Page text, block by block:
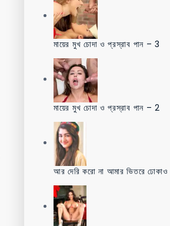
মায়ের মুখ চোদা ও প্রস্রাব পান – 3
মায়ের মুখ চোদা ও প্রস্রাব পান – 2
আর দেরি করো না আমার ভিতরে ঢোকাও